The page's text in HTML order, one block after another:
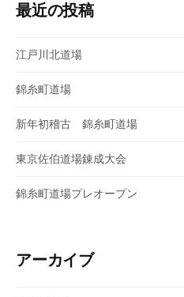
ン
最近の投稿
江戸川北道場
錦糸町道場
新年初稽古 錦糸町道場
東京佐伯道場錬成大会
錦糸町道場プレオープン
アーカイブ